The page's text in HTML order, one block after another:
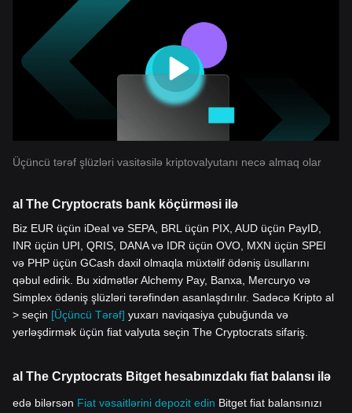
Üçüncü tərəf şlüzləri vasitəsilə kriptovalyutanı necə almaq olar
al The Cryptocrats bank köçürməsi ilə
Biz EUR üçün iDeal və SEPA, BRL üçün PIX, AUD üçün PayID,
INR üçün UPI, QRIS, DANA və IDR üçün OVO, MXN üçün SPEI
və PHP üçün GCash daxil olmaqla müxtəlif ödəniş üsullarını
qəbul edirik. Bu xidmətlər Alchemy Pay, Banxa, Mercuryo və
Simplex ödəniş şlüzləri tərəfindən asanlaşdırılır. Sadəcə Kripto al
> seçin [Üçüncü Tərəf] yuxarı naviqasiya çubuğunda və
yerləşdirmək üçün fiat valyuta seçin The Cryptocrats sifariş.
al The Cryptocrats Bitget hesabınızdakı fiat balansı ilə
edə bilərsən Fiat vəsaitlərini depozit edin Bitget fiat balansınızı